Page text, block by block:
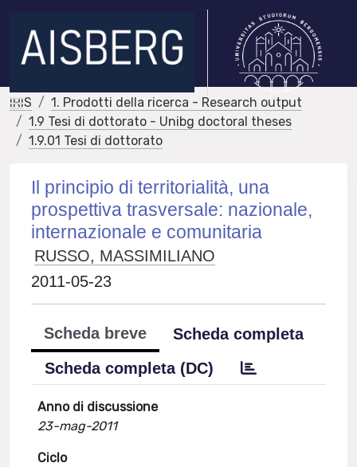
IRIS
1. Prodotti della ricerca - Research output
1.9 Tesi di dottorato - Unibg doctoral theses
1.9.01 Tesi di dottorato
Il principio di territorialità, una
prospettiva trasversale: nazionale,
internazionale e comunitaria
RUSSO, MASSIMILIANO
2011-05-23
Scheda breve
Scheda completa
Scheda completa (DC)
Anno di discussione
23-mag-2011
Ciclo